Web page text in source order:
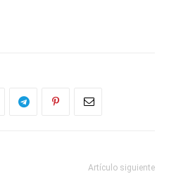
Artículo siguiente